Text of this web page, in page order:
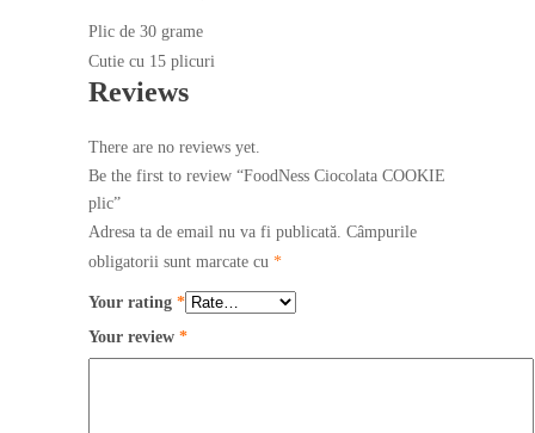
Plic de 30 grame
Cutie cu 15 plicuri
Reviews
There are no reviews yet.
Be the first to review “FoodNess Ciocolata COOKIE
plic”
Adresa ta de email nu va fi publicată. Câmpurile
obligatorii sunt marcate cu *
Your rating *
Your review *